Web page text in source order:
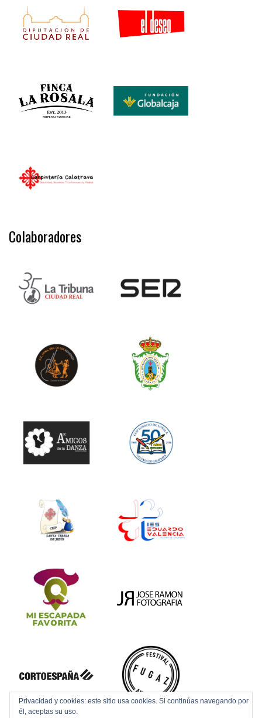
Colaboradores
Privacidad y cookies: este sitio usa cookies. Si continúas navegando por
él, aceptas su uso.